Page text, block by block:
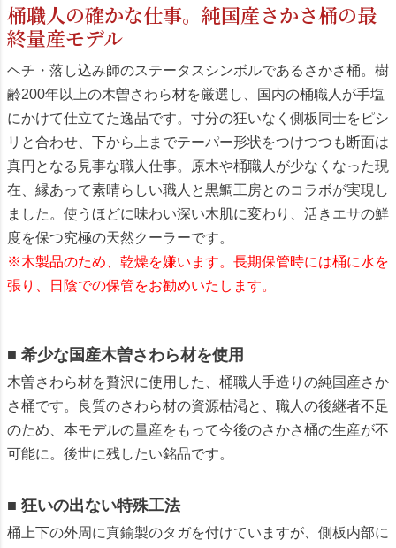
桶職人の確かな仕事。純国産さかさ桶の最
終量産モデル
ヘチ・落し込み師のステータスシンボルであるさかさ桶。樹
齢200年以上の木曽さわら材を厳選し、国内の桶職人が手塩
にかけて仕立てた逸品です。寸分の狂いなく側板同士をピシ
リと合わせ、下から上までテーパー形状をつけつつも断面は
真円となる見事な職人仕事。原木や桶職人が少なくなった現
在、縁あって素晴らしい職人と黒鯛工房とのコラボが実現し
ました。使うほどに味わい深い木肌に変わり、活きエサの鮮
度を保つ究極の天然クーラーです。
※木製品のため、乾燥を嫌います。長期保管時には桶に水を
張り、日陰での保管をお勧めいたします。
■ 希少な国産木曽さわら材を使用
木曽さわら材を贅沢に使用した、桶職人手造りの純国産さか
さ桶です。良質のさわら材の資源枯渇と、職人の後継者不足
のため、本モデルの量産をもって今後のさかさ桶の生産が不
可能に。後世に残したい銘品です。
■ 狂いの出ない特殊工法
桶上下の外周に真鍮製のタガを付けていますが、側板内部に